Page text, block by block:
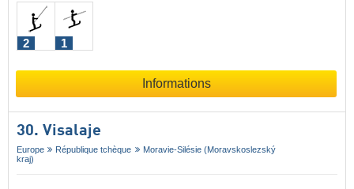
2 1
Informations
30. Visalaje
Europe République tchèque
Moravie-Silésie (Moravskoslezský
kraj)